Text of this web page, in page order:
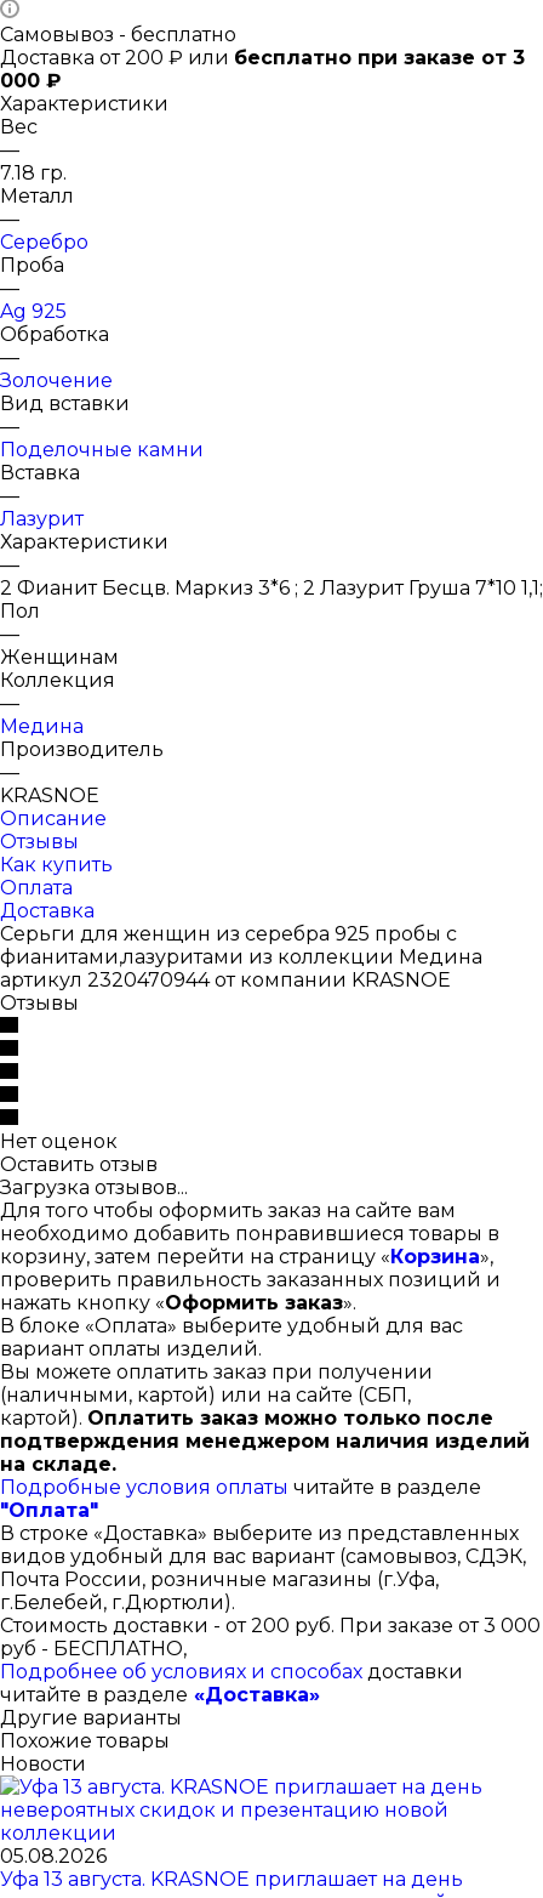
Самовывоз - бесплатно
Доставка от 200 ₽ или бесплатно при заказе от 3
000 ₽
Характеристики
Вес
—
7.18 гр.
Металл
—
Серебро
Проба
—
Ag 925
Обработка
—
Золочение
Вид вставки
—
Поделочные камни
Вставка
—
Лазурит
Характеристики
—
2 Фианит Бесцв. Маркиз 3*6 ; 2 Лазурит Груша 7*10 1,1;
Пол
—
Женщинам
Коллекция
—
Медина
Производитель
—
KRASNOE
Описание
Отзывы
Как купить
Оплата
Доставка
Серьги для женщин из серебра 925 пробы с
фианитами,лазуритами из коллекции Медина
артикул 2320470944 от компании KRASNOE
Отзывы
Нет оценок
Оставить отзыв
Загрузка отзывов...
Для того чтобы оформить заказ на сайте вам
необходимо добавить понравившиеся товары в
корзину, затем перейти на страницу «Корзина»,
проверить правильность заказанных позиций и
нажать кнопку «Оформить заказ».
В блоке «Оплата» выберите удобный для вас
вариант оплаты изделий.
Вы можете оплатить заказ при получении
(наличными, картой) или на сайте (СБП,
картой). Оплатить заказ можно только после
подтверждения менеджером наличия изделий
на складе.
Подробные условия оплаты читайте в разделе
"Оплата"
В строке «Доставка» выберите из представленных
видов удобный для вас вариант (самовывоз, СДЭК,
Почта России, розничные магазины (г.Уфа,
г.Белебей, г.Дюртюли).
Стоимость доставки - от 200 руб. При заказе от 3 000
руб - БЕСПЛАТНО,
Подробнее об условиях и способах доставки
читайте в разделе «Доставка»
Другие варианты
Похожие товары
Новости
05.08.2026
Уфа 13 августа. KRASNOE приглашает на день